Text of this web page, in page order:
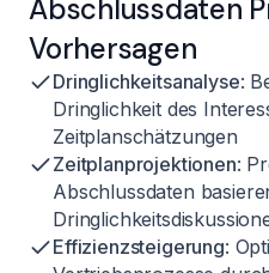
Abschlussdaten
Vorhersagen
Dringlichkeitsanalyse:
Dringlichkeit des
Zeitplanschätzungen
Zeitplanprojektionen:
Abschlussdaten
Effizienzsteigerung: